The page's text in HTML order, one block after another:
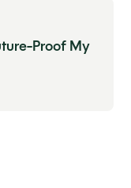
Proof My